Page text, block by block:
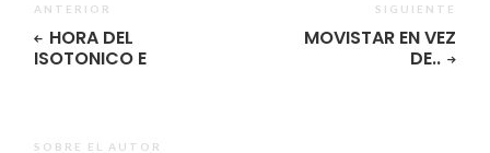
ANTERIOR
HORA DEL
ISOTONICO E
SIGUIENTE
MOVISTAR EN VEZ
DE..
SOBRE EL AUTOR